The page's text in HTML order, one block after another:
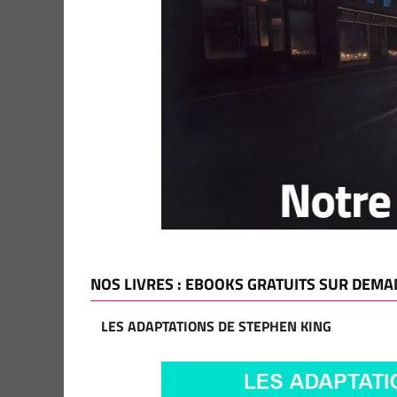
NOS LIVRES : EBOOKS GRATUITS SUR
LES ADAPTATIONS DE STEPHEN KING